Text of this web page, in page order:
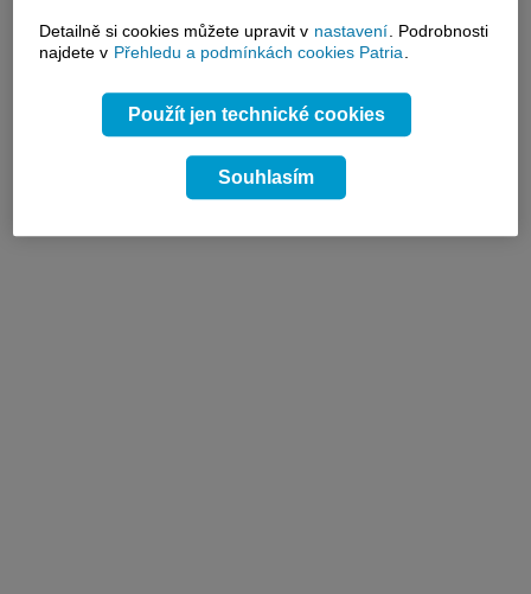
Detailně si cookies můžete upravit v nastavení. Podrobnosti
najdete v Přehledu a podmínkách cookies Patria.
Použít jen technické cookies
Souhlasím